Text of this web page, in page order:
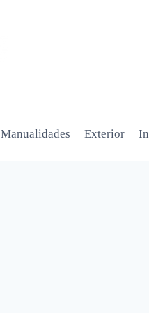
Manualidades Exterior